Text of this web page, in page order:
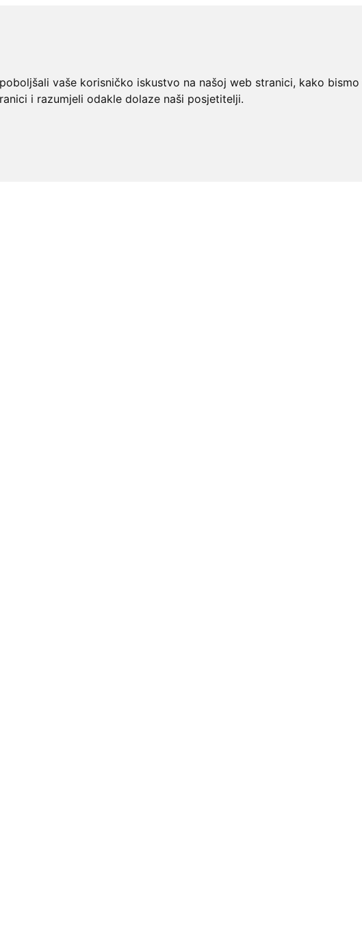
vaše korisničko iskustvo na našoj web stranici, kako
i razumjeli odakle dolaze naši posjetitelji.